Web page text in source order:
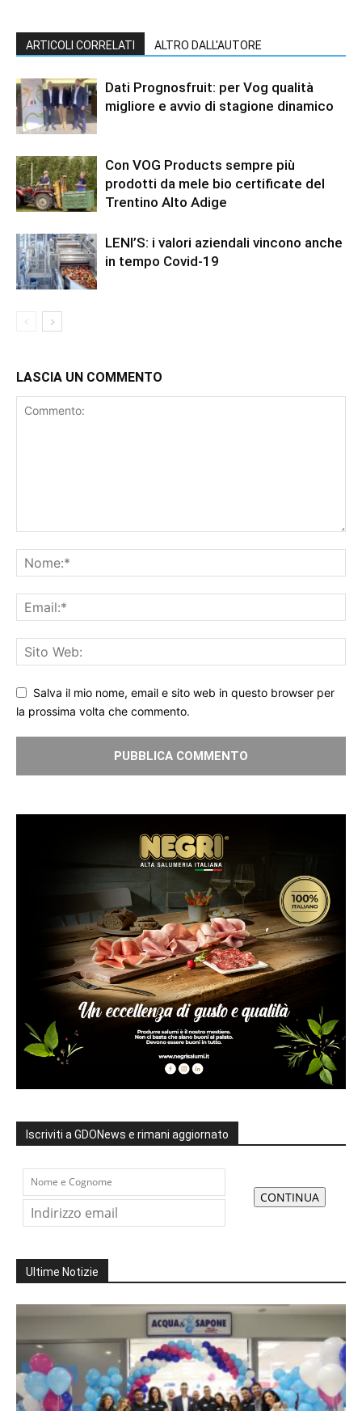
ARTICOLI CORRELATI ALTRO DALL'AUTORE
Dati Prognosfruit: per Vog qualità
migliore e avvio di stagione dinamico
Con VOG Products sempre più
prodotti da mele bio certificate del
Trentino Alto Adige
LENI’S: i valori aziendali vincono anche
in tempo Covid-19
LASCIA UN COMMENTO
Salva il mio nome, email e sito web in questo browser per
la prossima volta che commento.
Iscriviti a GDONews e rimani aggiornato
Ultime Notizie